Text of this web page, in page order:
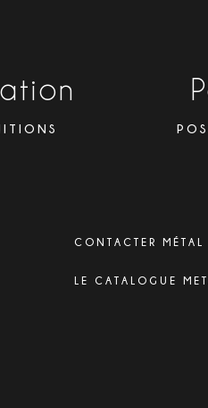
CONTACTER MÉTAL
LE CATALOGUE